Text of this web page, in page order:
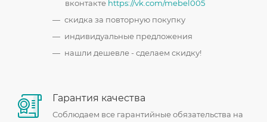
вконтакте https://vk.com/mebel005
скидка за повторную покупку
индивидуальные предложения
нашли дешевле - сделаем скидку!
Гарантия качества
Соблюдаем все гарантийные обязательства на